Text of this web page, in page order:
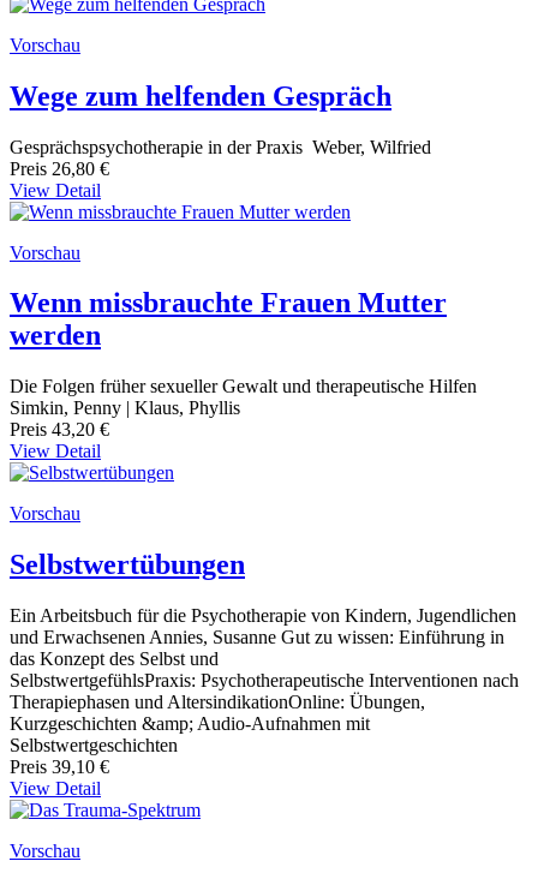
Vorschau
Wege zum helfenden Gespräch
Gesprächspsychotherapie in der Praxis Weber, Wilfried
Preis 26,80 €
View Detail
Vorschau
Wenn missbrauchte Frauen Mutter
werden
Die Folgen früher sexueller Gewalt und therapeutische Hilfen
Simkin, Penny | Klaus, Phyllis
Preis 43,20 €
View Detail
Vorschau
Selbstwertübungen
Ein Arbeitsbuch für die Psychotherapie von Kindern, Jugendlichen
und Erwachsenen Annies, Susanne Gut zu wissen: Einführung in
das Konzept des Selbst und
SelbstwertgefühlsPraxis: Psychotherapeutische Interventionen nach
Therapiephasen und AltersindikationOnline: Übungen,
Kurzgeschichten &amp; Audio-Aufnahmen mit
Selbstwertgeschichten
Preis 39,10 €
View Detail
Vorschau